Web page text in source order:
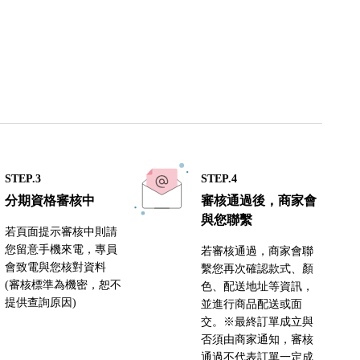
STEP.3
分期資格審核中
若頁面提示審核中則請
您留意手機來電，專員
會致電與您核對資料
(審核標準為機密，恕不
提供查詢原因)
STEP.4
審核通過後，商家會
與您聯繫
若審核通過，商家會聯
繫您再次確認款式、顏
色、配送地址等資訊，
並進行商品配送或面
交。※最終訂單成立與
否須由商家通知，審核
通過不代表訂單一定成